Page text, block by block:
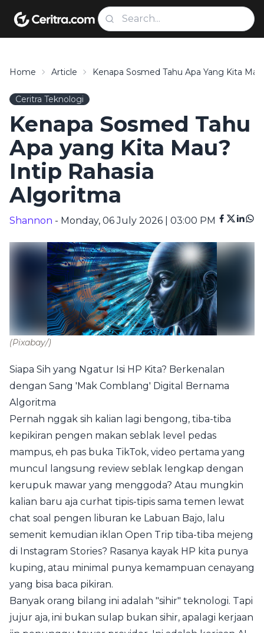
Home Article Kenapa Sosmed Tahu Apa Yang Kita
Ceritra Teknologi
Kenapa Sosmed Tahu
Apa yang Kita Mau?
Intip Rahasia
Algoritma
Shannon - Monday, 06 July 2026 | 03:00 PM
(Pixabay/)
Siapa Sih yang Ngatur Isi HP Kita? Berkenalan
dengan Sang 'Mak Comblang' Digital Bernama
Algoritma
Pernah nggak sih kalian lagi bengong, tiba-tiba
kepikiran pengen makan seblak level pedas
mampus, eh pas buka TikTok, video pertama yang
muncul langsung review seblak lengkap dengan
kerupuk mawar yang menggoda? Atau mungkin
kalian baru aja curhat tipis-tipis sama temen lewat
chat soal pengen liburan ke Labuan Bajo, lalu
semenit kemudian iklan Open Trip tiba-tiba mejeng
di Instagram Stories? Rasanya kayak HP kita punya
kuping, atau minimal punya kemampuan cenayang
yang bisa baca pikiran.
Banyak orang bilang ini adalah "sihir" teknologi. Tapi
jujur aja, ini bukan sulap bukan sihir, apalagi kerjaan